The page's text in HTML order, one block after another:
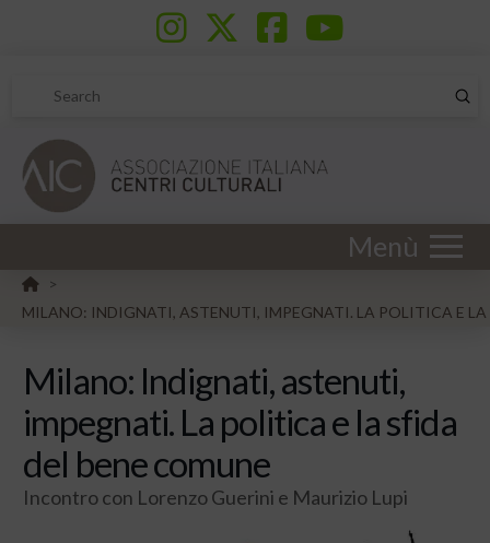
Search
Menù
HOME
>
MILANO: INDIGNATI, ASTENUTI, IMPEGNATI. LA POLITICA E LA
Milano: Indignati, astenuti,
impegnati. La politica e la sfida
del bene comune
Incontro con Lorenzo Guerini e Maurizio Lupi